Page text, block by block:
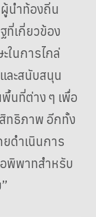
นำท้องถิ่น
เกี่ยวข้อง
ในการไกล่
ละสนับสนุน
นที่ต่าง ๆ เพื่อ
สิทธิภาพ อีกทั้ง
ดำเนินการ
พิพาทสำหรับ